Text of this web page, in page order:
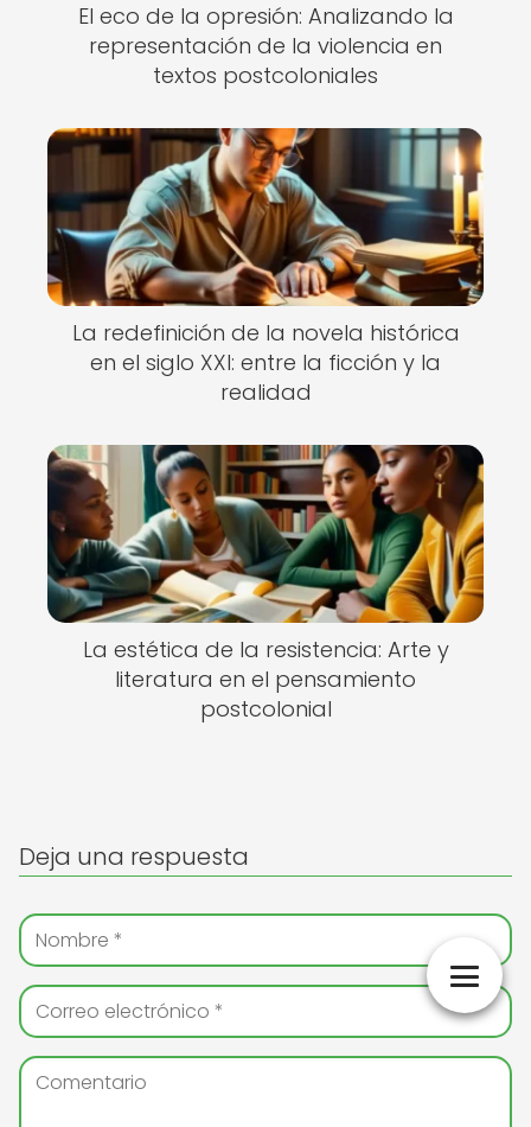
El eco de la opresión: Analizando la
representación de la violencia en
textos postcoloniales
La redefinición de la novela histórica
en el siglo XXI: entre la ficción y la
realidad
La estética de la resistencia: Arte y
literatura en el pensamiento
postcolonial
Deja una respuesta